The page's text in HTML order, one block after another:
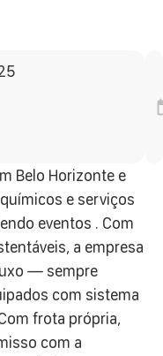
Belo Horizonte e
e serviços
eventos . Com
a empresa
— sempre
com sistema
frota própria,
com a